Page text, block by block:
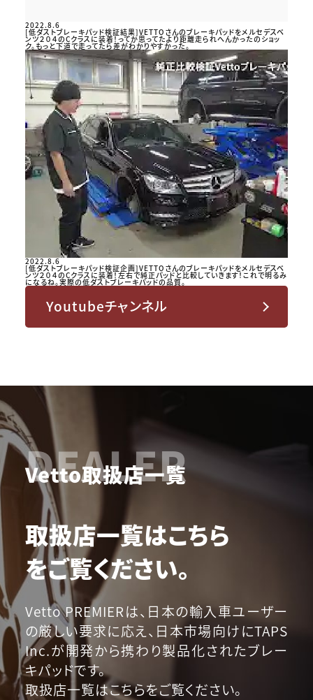
2022.8.6
[低ダストブレーキパッド検証結果]VETTOさんのブレーキパッドをメルセデスベ
ンツ２０４のCクラスに装着！ってか思ってたより距離走られへんかったのショッ
ク。もっと下道で走ってたら差がわかりやすかった。
2022.8.6
[低ダストブレーキパッド検証企画]VETTOさんのブレーキパッドをメルセデスベ
ンツ２０４のCクラスに装着！左右で純正パッドと比較していきます！これで明るみ
になるね。実際の低ダストブレーキパッドの品質。
Youtubeチャンネル
DEALER
Vetto取扱店一覧
取扱店一覧はこちら
をご覧ください。
Vetto PREMIERは、日本の輸入車ユーザー
の厳しい要求に応え、日本市場向けにTAPS
Inc.が開発から携わり製品化されたブレー
キパッドです。
取扱店一覧はこちらをご覧ください。